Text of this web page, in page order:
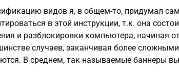
видов я, в общем-то, придумал
в этой инструкции, т.к. она
и разблокировки компьютера, начиная
случаев, заканчивая более
В среднем, так называемые баннеры